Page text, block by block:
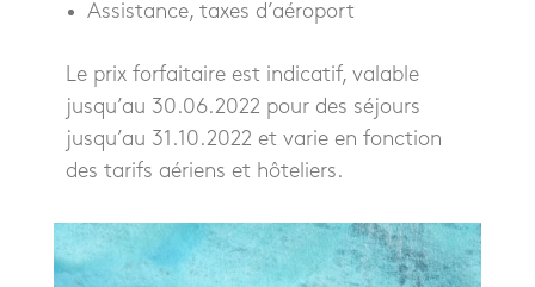
Assistance, taxes d’aéroport
Le prix forfaitaire est indicatif, valable
jusqu’au 30.06.2022 pour des séjours
jusqu’au 31.10.2022 et varie en fonction
des tarifs aériens et hôteliers.